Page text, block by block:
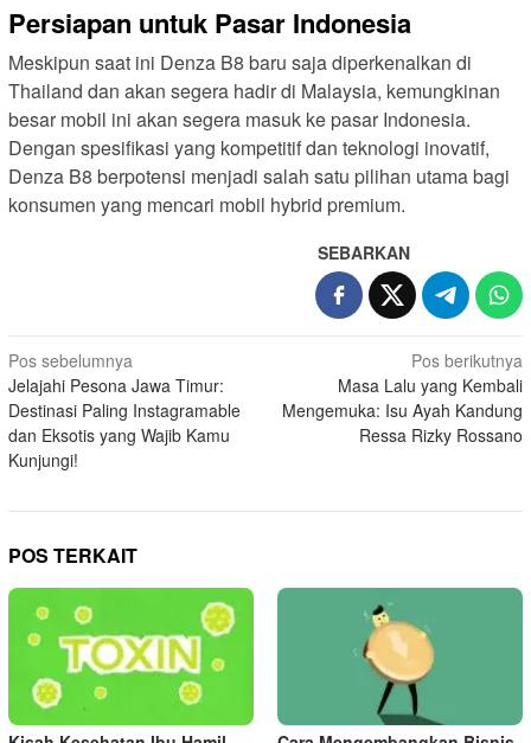
Persiapan untuk Pasar Indonesia
Meskipun saat ini Denza B8 baru saja diperkenalkan di
Thailand dan akan segera hadir di Malaysia, kemungkinan
besar mobil ini akan segera masuk ke pasar Indonesia.
Dengan spesifikasi yang kompetitif dan teknologi inovatif,
Denza B8 berpotensi menjadi salah satu pilihan utama bagi
konsumen yang mencari mobil hybrid premium.
SEBARKAN
N
a
v
i
s
i
Pos sebelumnya
Jelajahi Pesona Jawa Timur:
Destinasi Paling Instagramable
dan Eksotis yang Wajib Kamu
Kunjungi!
Pos berikutnya
Masa Lalu yang Kembali
Mengemuka: Isu Ayah Kandung
Ressa Rizky Rossano
POS TERKAIT